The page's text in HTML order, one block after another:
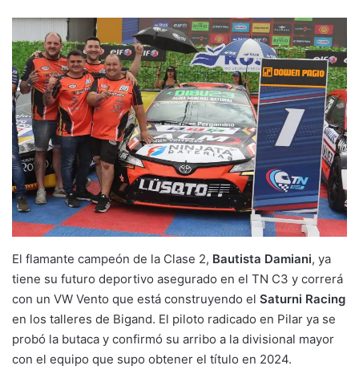
El flamante campeón de la Clase 2, Bautista Damiani, ya
tiene su futuro deportivo asegurado en el TN C3 y correrá
con un VW Vento que está construyendo el Saturni Racing
en los talleres de Bigand. El piloto radicado en Pilar ya se
probó la butaca y confirmó su arribo a la divisional mayor
con el equipo que supo obtener el título en 2024.